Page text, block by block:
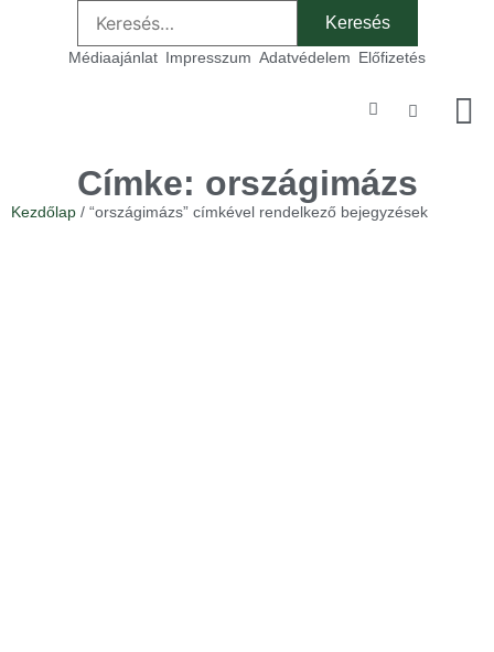
Médiaajánlat Impresszum Adatvédelem Előfizetés
Címke: országimázs
Kezdőlap / “országimázs” címkével rendelkező bejegyzések